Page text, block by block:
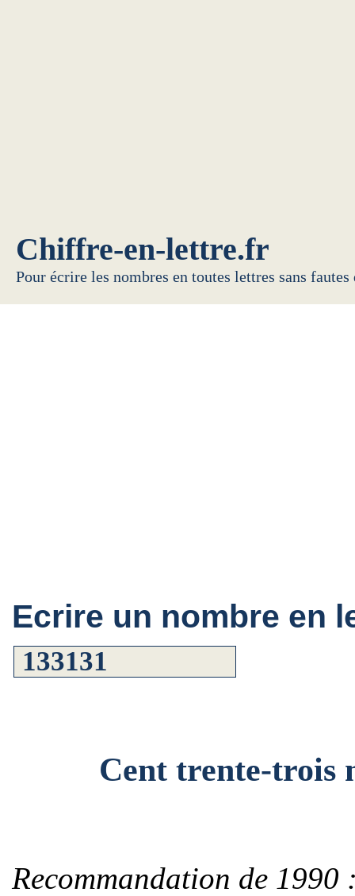
Chiffre-en-lettre.fr
Pour écrire les nombres en toutes lettres sans
Ecrire un nombre en
Cent trente-trois
Recommandation de 1990